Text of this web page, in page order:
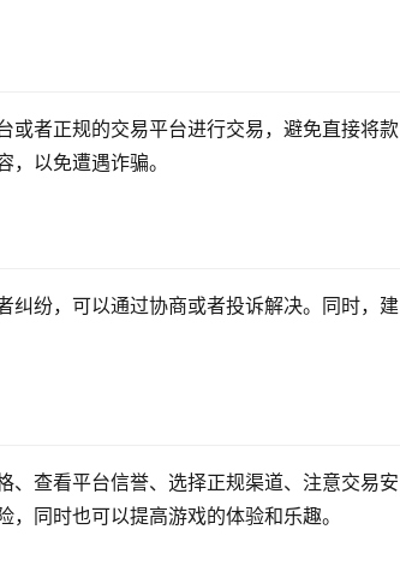
或者正规的交易平台进行交易，避免直接将款
以免遭遇诈骗。
纠纷，可以通过协商或者投诉解决。同时，建
、查看平台信誉、选择正规渠道、注意交易安
同时也可以提高游戏的体验和乐趣。